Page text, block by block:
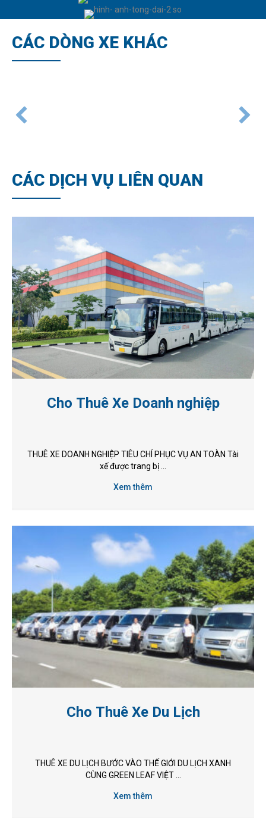
CÁC DÒNG XE KHÁC
CÁC DỊCH VỤ LIÊN QUAN
Cho Thuê Xe Doanh nghiệp
THUÊ XE DOANH NGHIỆP TIÊU CHÍ PHỤC VỤ AN TOÀN Tài
xế được trang bị ...
Xem thêm
Cho Thuê Xe Du Lịch
THUÊ XE DU LỊCH BƯỚC VÀO THẾ GIỚI DU LỊCH XANH
CÙNG GREEN LEAF VIỆT ...
Xem thêm